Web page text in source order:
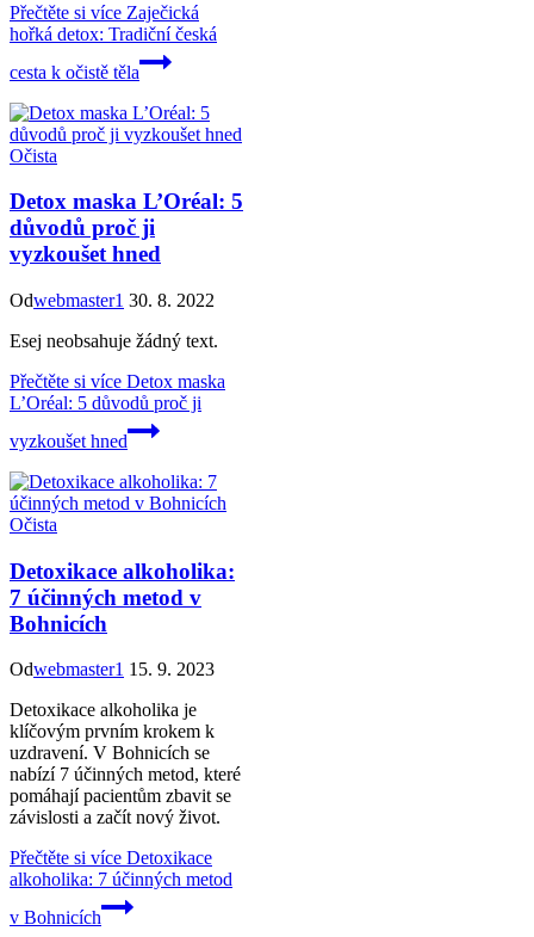
Přečtěte si více Zaječická
hořká detox: Tradiční česká
cesta k očistě těla
Očista
Detox maska L’Oréal: 5
důvodů proč ji
vyzkoušet hned
Odwebmaster1 30. 8. 2022
Esej neobsahuje žádný text.
Přečtěte si více Detox maska
L’Oréal: 5 důvodů proč ji
vyzkoušet hned
Očista
Detoxikace alkoholika:
7 účinných metod v
Bohnicích
Odwebmaster1 15. 9. 2023
Detoxikace alkoholika je
klíčovým prvním krokem k
uzdravení. V Bohnicích se
nabízí 7 účinných metod, které
pomáhají pacientům zbavit se
závislosti a začít nový život.
Přečtěte si více Detoxikace
alkoholika: 7 účinných metod
v Bohnicích